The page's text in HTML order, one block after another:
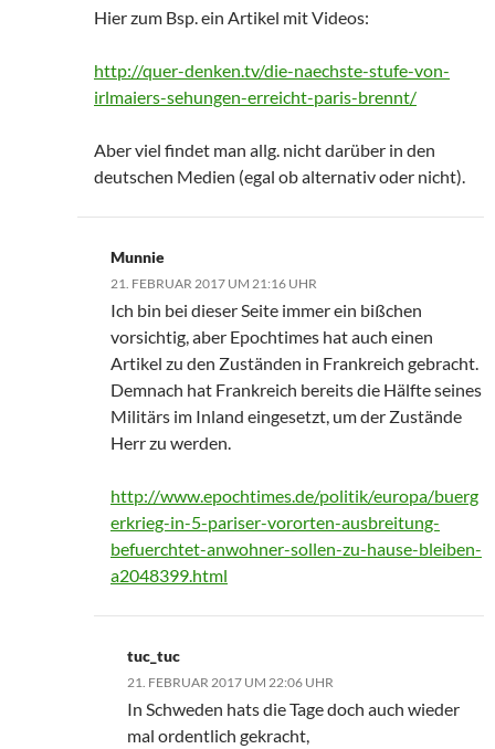
Hier zum Bsp. ein Artikel mit Videos:
http://quer-denken.tv/die-naechste-stufe-von-
irlmaiers-sehungen-erreicht-paris-brennt/
Aber viel findet man allg. nicht darüber in den
deutschen Medien (egal ob alternativ oder nicht).
Munnie
21. FEBRUAR 2017 UM 21:16 UHR
Ich bin bei dieser Seite immer ein bißchen
vorsichtig, aber Epochtimes hat auch einen
Artikel zu den Zuständen in Frankreich gebracht.
Demnach hat Frankreich bereits die Hälfte seines
Militärs im Inland eingesetzt, um der Zustände
Herr zu werden.
http://www.epochtimes.de/politik/europa/buerg
erkrieg-in-5-pariser-vororten-ausbreitung-
befuerchtet-anwohner-sollen-zu-hause-bleiben-
a2048399.html
tuc_tuc
21. FEBRUAR 2017 UM 22:06 UHR
In Schweden hats die Tage doch auch wieder
mal ordentlich gekracht,